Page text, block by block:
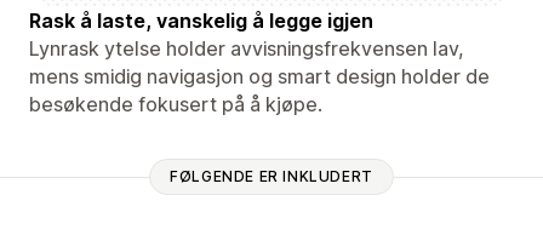
Rask å laste, vanskelig å legge igjen
Lynrask ytelse holder avvisningsfrekvensen lav,
mens smidig navigasjon og smart design holder de
besøkende fokusert på å kjøpe.
FØLGENDE ER INKLUDERT